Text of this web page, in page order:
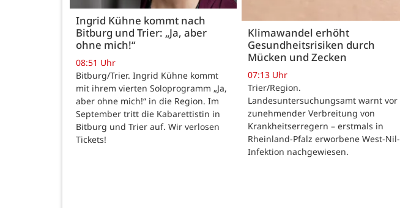
Ingrid Kühne kommt nach
Bitburg und Trier: „Ja, aber
ohne mich!“
08:51 Uhr
Bitburg/Trier. Ingrid Kühne kommt
mit ihrem vierten Soloprogramm „Ja,
aber ohne mich!“ in die Region. Im
September tritt die Kabarettistin in
Bitburg und Trier auf. Wir verlosen
Tickets!
Klimawandel erhöht
Gesundheitsrisiken durch
Mücken und Zecken
07:13 Uhr
Trier/Region.
Landesuntersuchungsamt warnt vor
zunehmender Verbreitung von
Krankheitserregern – erstmals in
Rheinland-Pfalz erworbene West-Nil-
Infektion nachgewiesen.